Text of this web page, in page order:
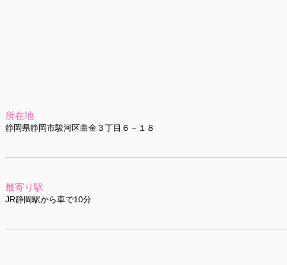
所在地
静岡県静岡市駿河区曲金３丁目６－１８
最寄り駅
JR静岡駅から車で10分